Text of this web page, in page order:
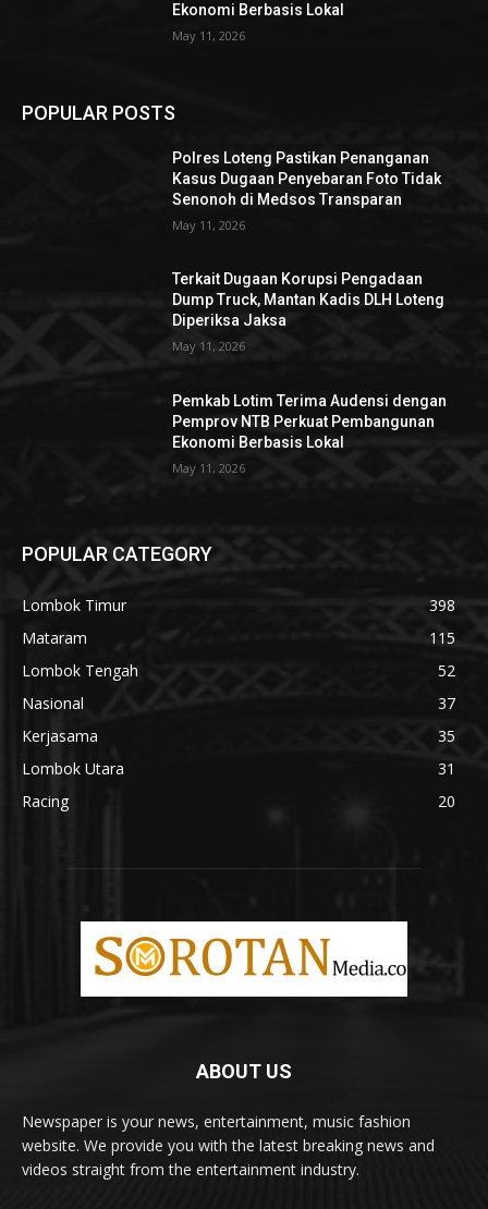
Ekonomi Berbasis Lokal
May 11, 2026
POPULAR POSTS
Polres Loteng Pastikan Penanganan
Kasus Dugaan Penyebaran Foto Tidak
Senonoh di Medsos Transparan
May 11, 2026
Terkait Dugaan Korupsi Pengadaan
Dump Truck, Mantan Kadis DLH Loteng
Diperiksa Jaksa
May 11, 2026
Pemkab Lotim Terima Audensi dengan
Pemprov NTB Perkuat Pembangunan
Ekonomi Berbasis Lokal
May 11, 2026
POPULAR CATEGORY
Lombok Timur
398
Mataram
115
Lombok Tengah
52
Nasional
37
Kerjasama
35
Lombok Utara
31
Racing
20
ABOUT US
Newspaper is your news, entertainment, music fashion
website. We provide you with the latest breaking news and
videos straight from the entertainment industry.